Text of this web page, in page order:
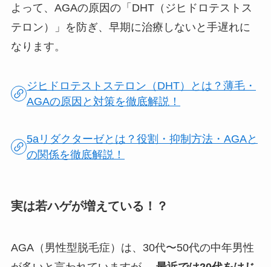
よって、AGAの原因の「DHT（ジヒドロテストス
テロン）」を防ぎ、早期に治療しないと手遅れに
なります。
ジヒドロテストステロン（DHT）とは？薄毛・
AGAの原因と対策を徹底解説！
5aリダクターゼとは？役割・抑制方法・AGAと
の関係を徹底解説！
実は若ハゲが増えている！？
AGA（男性型脱毛症）は、30代〜50代の中年男性